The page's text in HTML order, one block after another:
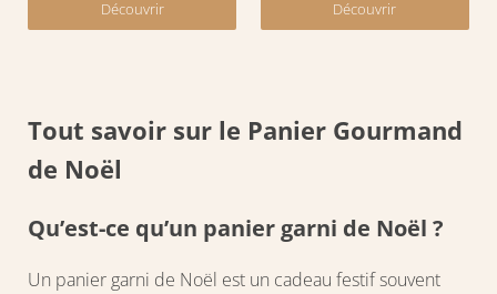
Découvrir Découvrir
Tout savoir sur le Panier Gourmand
de Noël
Qu’est-ce qu’un panier garni de Noël ?
Un panier garni de Noël est un cadeau festif souvent